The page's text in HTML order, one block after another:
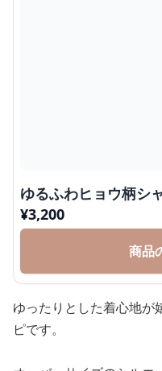
ゆるふわヒョウ柄シ
¥3,200
商品
ゆったりとした着心地が
ピです。